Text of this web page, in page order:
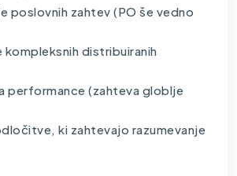
poslovnih zahtev (PO še vedno
kompleksnih distribuiranih
performance (zahteva globlje
ki zahtevajo razumevanje